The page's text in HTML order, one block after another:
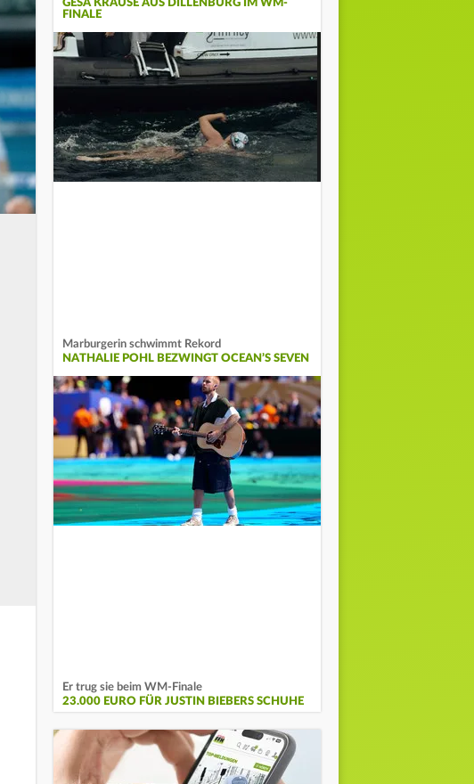
GESA KRAUSE AUS DILLENBURG IM WM-
FINALE
Marburgerin schwimmt Rekord
NATHALIE POHL BEZWINGT OCEAN’S SEVEN
Er trug sie beim WM-Finale
23.000 EURO FÜR JUSTIN BIEBERS SCHUHE